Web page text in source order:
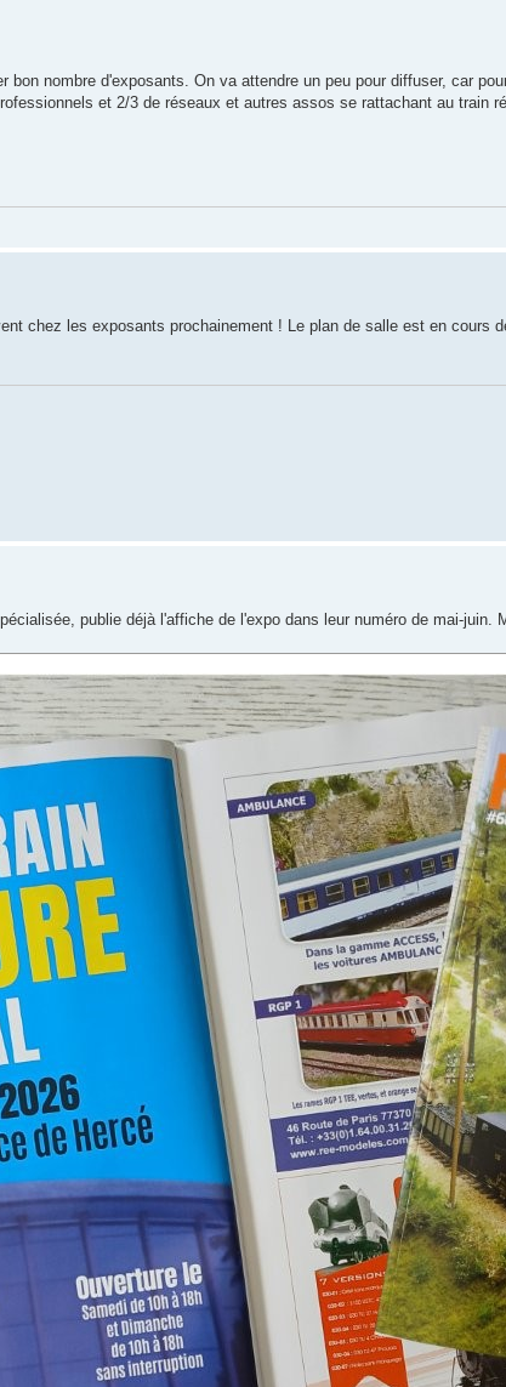
nombre d'exposants. On va attendre un peu pour diffuser, car
et 2/3 de réseaux et autres assos se rattachant au train
chez les exposants prochainement ! Le plan de salle est en cours
publie déjà l'affiche de l'expo dans leur numéro de mai-juin.